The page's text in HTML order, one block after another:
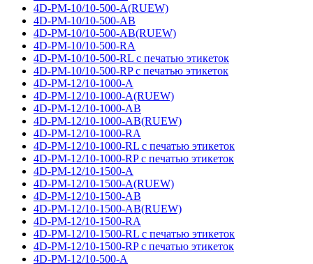
4D-PM-10/10-500-A(RUEW)
4D-PM-10/10-500-AB
4D-PM-10/10-500-AB(RUEW)
4D-PM-10/10-500-RA
4D-PM-10/10-500-RL с печатью этикеток
4D-PM-10/10-500-RP с печатью этикеток
4D-PM-12/10-1000-A
4D-PM-12/10-1000-A(RUEW)
4D-PM-12/10-1000-AB
4D-PM-12/10-1000-AB(RUEW)
4D-PM-12/10-1000-RA
4D-PM-12/10-1000-RL с печатью этикеток
4D-PM-12/10-1000-RP с печатью этикеток
4D-PM-12/10-1500-A
4D-PM-12/10-1500-A(RUEW)
4D-PM-12/10-1500-AB
4D-PM-12/10-1500-AB(RUEW)
4D-PM-12/10-1500-RA
4D-PM-12/10-1500-RL с печатью этикеток
4D-PM-12/10-1500-RP с печатью этикеток
4D-PM-12/10-500-A